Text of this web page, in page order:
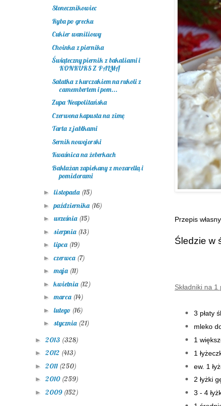
Przepis własny
Śledzie w
Składniki na 1
3 płaty
mleko
1
1
ew. 1
2 łyżki
3 - 4
Słonecznikowiec
Ryba po grecku
Cukier waniliowy
Choinka z piernika
Świąteczny piernik z bakaliami i
KONKURS Z PALMĄ
Sałatka z kurczakiem na rukoli z
camembertem i pom...
Zupa Neapolitańska
Czerwona kapusta na zimę
Tarta z jabłkami
Sernik nowojorski
Kwaśnica na żeberkach
Bakłażan zapiekany z mozarellą i
pomidorami
► listopada (15)
►października (16)
► września (15)
► sierpnia (13)
► lipca (19)
►czerwca (7)
►maja (11)
►kwietnia (12)
►marca (14)
► lutego (16)
► stycznia (21)
► 2013 (328)
► 2012 (413)
► 2011 (250)
► 2010 (259)
► 2009 (152)